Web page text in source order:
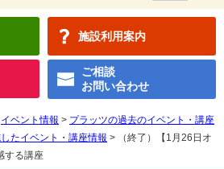
施設利用案内
ご相談
お問い合わせ
イベント情報 > プラッツの過去のイベント・講座
たイベント・講座情報 > （終了）【1月26日オ
する講座